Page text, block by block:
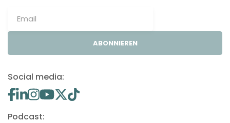
ABONNIEREN
Social media:
Podcast: